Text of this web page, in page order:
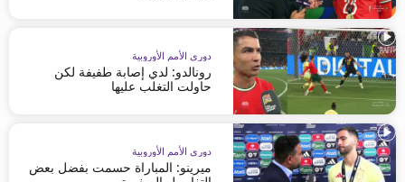
دوري الأمم الأوروبية
رونالدو: لدي إصابة طفيفة لكن
حاولت التغلب عليها
دوري الأمم الأوروبية
ميرينو: المباراة حسمت بفضل بعض